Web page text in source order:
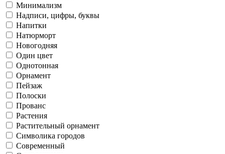
Минимализм
Надписи, цифры, буквы
Напитки
Натюрморт
Новогодняя
Один цвет
Однотонная
Орнамент
Пейзаж
Полоски
Прованс
Растения
Растительный орнамент
Символика городов
Современный